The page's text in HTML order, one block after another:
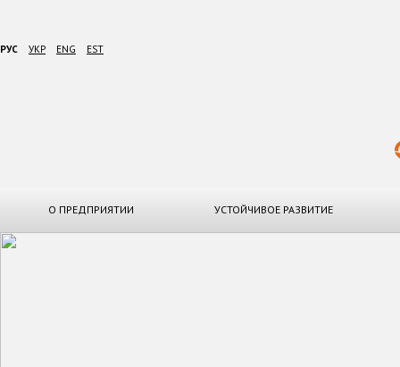
РУС УКР ENG EST
О ПРЕДПРИЯТИИ УСТОЙЧИВОЕ РАЗВИТИЕ